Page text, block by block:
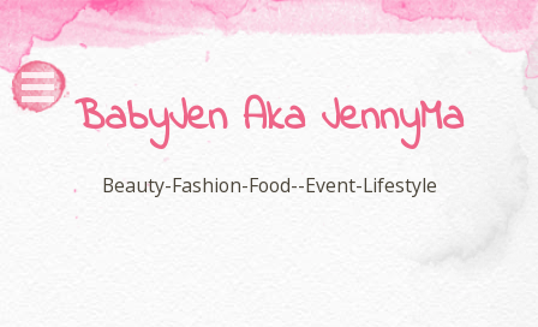
BabyJen Aka JennyMa
Beauty-Fashion-Food--Event-Lifestyle